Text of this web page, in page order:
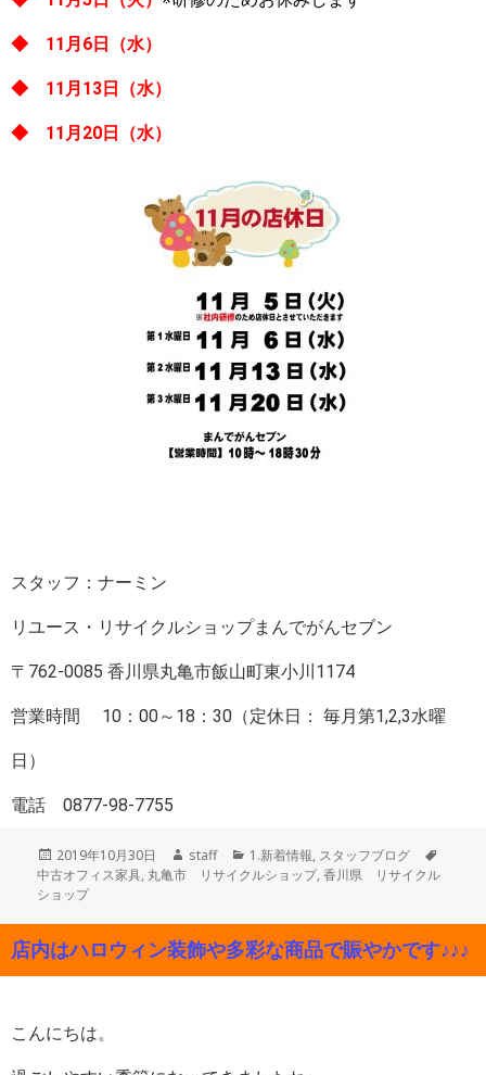
◆ 11月6日（水）
◆ 11月13日（水）
◆ 11月20日（水）
スタッフ：ナーミン
リユース・リサイクルショップまんでがんセブン
〒762-0085 香川県丸亀市飯山町東小川1174
営業時間 10：00～18：30（定休日： 毎月第1,2,3水曜
日）
電話 0877-98-7755
投
稿
日:
2019年10月30日
作
staff
カ
テ
1.新着情報, スタッフブログ
中古オフィス家具, 丸亀市 リサイクルショップ,香川県 リサイクル
ショップ
店内はハロウィン装飾や多彩な商品で賑やかです♪♪♪
こんにちは。